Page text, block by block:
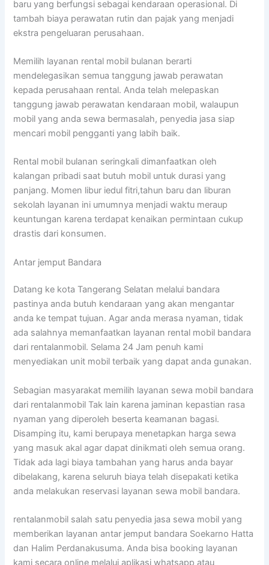
baru yang berfungsi sebagai kendaraan operasional. Di
tambah biaya perawatan rutin dan pajak yang menjadi
ekstra pengeluaran perusahaan.
Memilih layanan rental mobil bulanan berarti
mendelegasikan semua tanggung jawab perawatan
kepada perusahaan rental. Anda telah melepaskan
tanggung jawab perawatan kendaraan mobil, walaupun
mobil yang anda sewa bermasalah, penyedia jasa siap
mencari mobil pengganti yang labih baik.
Rental mobil bulanan seringkali dimanfaatkan oleh
kalangan pribadi saat butuh mobil untuk durasi yang
panjang. Momen libur iedul fitri,tahun baru dan liburan
sekolah layanan ini umumnya menjadi waktu meraup
keuntungan karena terdapat kenaikan permintaan cukup
drastis dari konsumen.
Antar jemput Bandara
Datang ke kota Tangerang Selatan melalui bandara
pastinya anda butuh kendaraan yang akan mengantar
anda ke tempat tujuan. Agar anda merasa nyaman, tidak
ada salahnya memanfaatkan layanan rental mobil bandara
dari rentalanmobil. Selama 24 Jam penuh kami
menyediakan unit mobil terbaik yang dapat anda gunakan.
Sebagian masyarakat memilih layanan sewa mobil bandara
dari rentalanmobil Tak lain karena jaminan kepastian rasa
nyaman yang diperoleh beserta keamanan bagasi.
Disamping itu, kami berupaya menetapkan harga sewa
yang masuk akal agar dapat dinikmati oleh semua orang.
Tidak ada lagi biaya tambahan yang harus anda bayar
dibelakang, karena seluruh biaya telah disepakati ketika
anda melakukan reservasi layanan sewa mobil bandara.
rentalanmobil salah satu penyedia jasa sewa mobil yang
memberikan layanan antar jemput bandara Soekarno Hatta
dan Halim Perdanakusuma. Anda bisa booking layanan
kami secara online melalui aplikasi whatsapp atau